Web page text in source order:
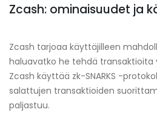
Zcash: ominaisuudet ja
Zcash tarjoaa käyttäjilleen
haluavatko he tehdä transaktioita
Zcash käyttää zk-SNARKS -
salattujen transaktioiden
paljastuu.